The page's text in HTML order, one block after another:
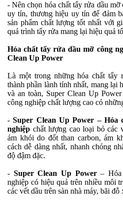
-Nên chọn hóa chất tẩy rửa dầu
uy tín, thương hiệu uy tín để đảm
sản phẩm chất lượng tốt nhất với
quá trình tẩy rửa mang lại hiệu quả
Hóa chất tẩy rửa dầu mỡ công
Clean Up Power
Là một trong những hóa chất tẩy
thành phần lành tính nhất, mang lại
và an toàn, Super Clean Up
công nghiệp chất lượng cao có
-Super Clean Up Power –
nghiệp chất lượng cao loại bỏ các
ám khói do đốt than carbon, ám
cách dễ dàng nhất, nhanh chóng
độ đậm đặc.
- Super Clean Up Power– Hóa
nghiệp có hiệu quả trên nhiều môi
các vết dầu trên sàn nhà máy, bãi